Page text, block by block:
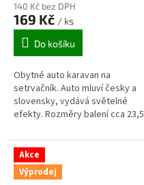
produktu
je
5,0
hvězdiček.
140 Kč bez DPH
169 Kč / ks
Do košíku
Obytné auto karavan na
setrvačník. Auto mluví česky a
slovensky, vydává světelné
efekty. Rozměry balení cca 23,5
Napájení na 3xAG13 baterie....
Akce
Výprodej